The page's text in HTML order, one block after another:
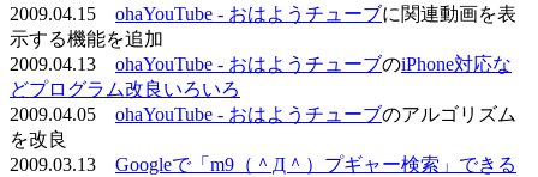
2009.04.15 ohaYouTube - おはようチューブに関連動画を表
示する機能を追加
2009.04.13 ohaYouTube - おはようチューブのiPhone対応な
どプログラム改良いろいろ
2009.04.05 ohaYouTube - おはようチューブのアルゴリズム
を改良
2009.03.13 Googleで「m9（＾Д＾）プギャー検索」できる